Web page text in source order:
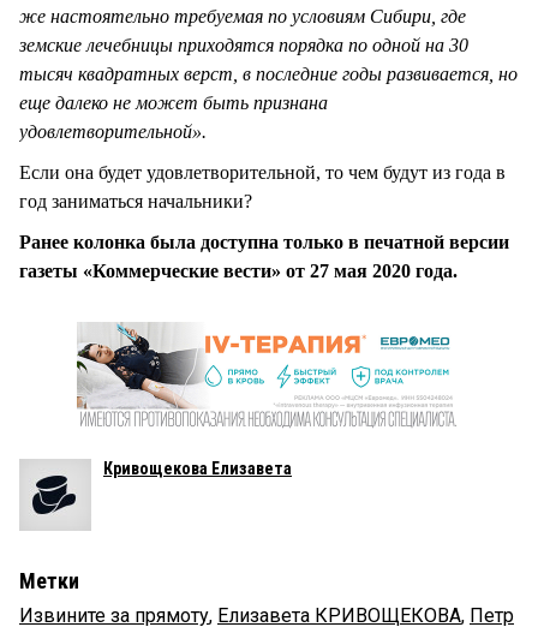
же настоятельно требуемая по условиям Сибири, где
земские лечебницы приходятся порядка по одной на 30
тысяч квадратных верст, в последние годы развивается, но
еще далеко не может быть признана
удовлетворительной».
Если она будет удовлетворительной, то чем будут из года в
год заниматься начальники?
Ранее колонка была доступна только в печатной версии
газеты «Коммерческие вести» от 27 мая 2020 года.
Кривощекова Елизавета
Метки
Извините за прямоту, Елизавета КРИВОЩЕКОВА, Петр